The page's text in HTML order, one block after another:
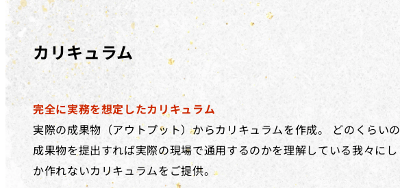
カリキュラム
完全に実務を想定したカリキュラム
実際の成果物（アウトプット）からカリキュラムを作成。 どのくらいの
成果物を提出すれば実際の現場で通用するのかを理解している我々にし
か作れないカリキュラムをご提供。